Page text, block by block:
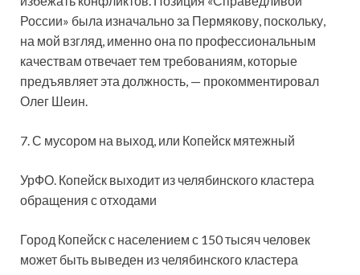
России» была изначально за Пермякову, поскольку,
на мой взгляд, именно она по профессиональным
качествам отвечает тем требованиям, которые
предъявляет эта должность, — прокомментировал
Олег Шеин.
7. С мусором на выход, или Копейск мятежный
УрФО. Копейск выходит из челябинского кластера
обращения с отходами
Город Копейск с населением с 150 тысяч человек
может быть выведен из челябинского кластера